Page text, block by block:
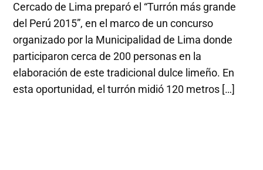
Cercado de Lima preparó el “Turrón más grande
del Perú 2015”, en el marco de un concurso
organizado por la Municipalidad de Lima donde
participaron cerca de 200 personas en la
elaboración de este tradicional dulce limeño. En
esta oportunidad, el turrón midió 120 metros […]